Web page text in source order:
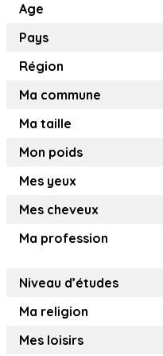
Age
Pays
Région
Ma commune
Ma taille
Mon poids
Mes yeux
Mes cheveux
Ma profession
Niveau d’études
Ma religion
Mes loisirs